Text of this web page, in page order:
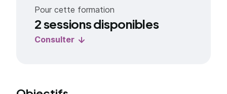
Pour cette formation
2 sessions disponibles
Consulter